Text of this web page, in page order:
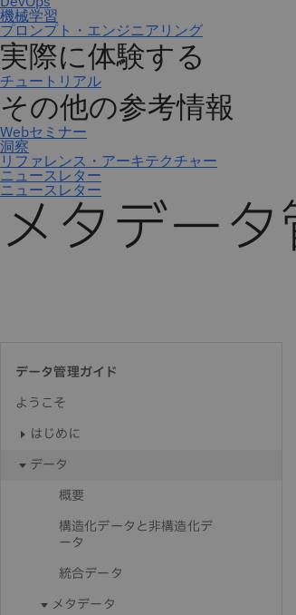
ニュースレター
メタデー
データ管理ガイド
ようこそ
はじめに
データ
概要
構造化データと非構造化デ
ータ
統合データ
メタデータ